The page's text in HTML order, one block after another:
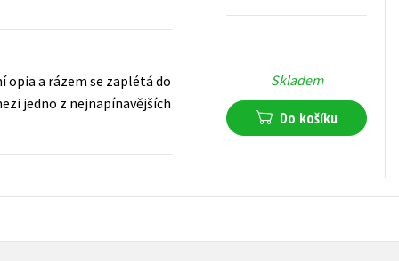
opia a rázem se zaplétá do
jedno z nejnapínavějších
Skladem
Do košíku